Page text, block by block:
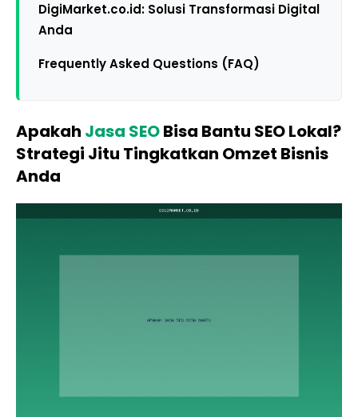
DigiMarket.co.id: Solusi Transformasi Digital
Anda
Frequently Asked Questions (FAQ)
Apakah Jasa SEOBisa Bantu SEO Lokal?
Strategi Jitu Tingkatkan Omzet Bisnis
Anda